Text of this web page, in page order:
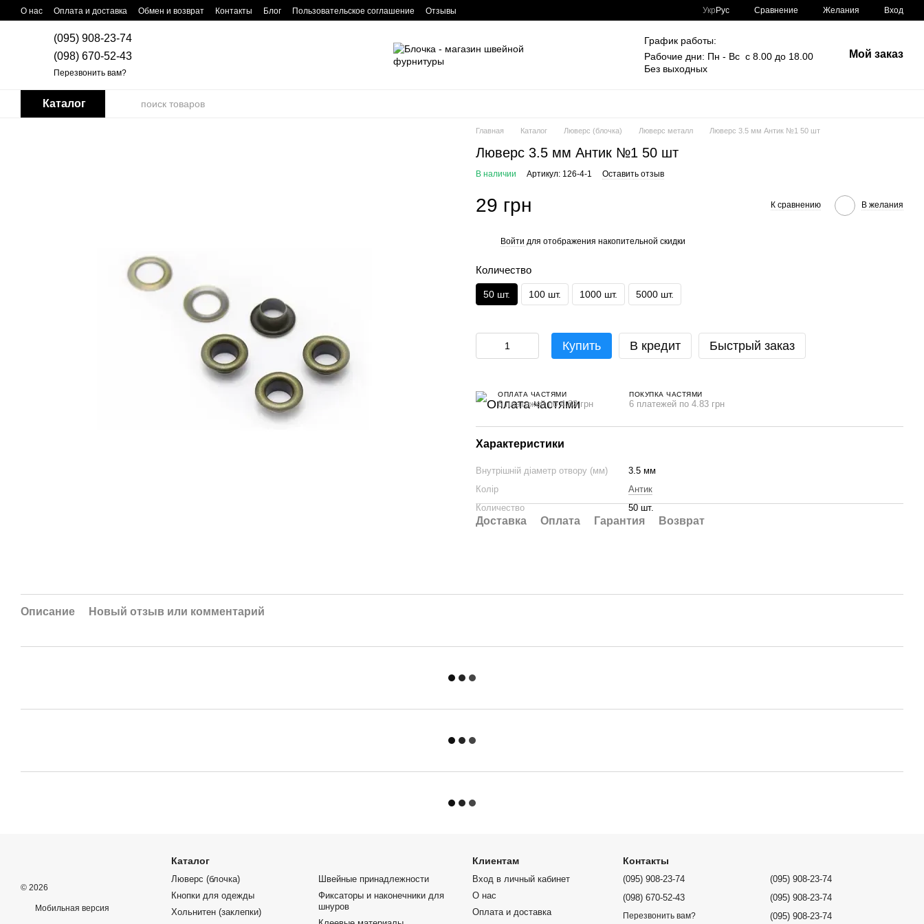
Перейти к основному контенту
О нас Оплата и доставка Обмен и возврат Контакты Блог Пользовательское соглашение Отзывы Укр Рус Сравнение Желания Вход
(095) 908-23-74
(098) 670-52-43
Перезвонить вам?
График работы:
Рабочие дни: Пн - Вс с 8.00 до 18.00
Без выходных
Мой заказ
Каталог
Главная Каталог Люверс (блочка) Люверс металл Люверс 3.5 мм Антик №1 50 шт
Люверс 3.5 мм Антик №1 50 шт
В наличии Артикул: 126-4-1 Оставить отзыв
29 грн К сравнению В желания
Войти для отображения накопительной скидки
Количество
50 шт. 100 шт. 1000 шт. 5000 шт.
Купить В кредит Быстрый заказ
ОПЛАТА ЧАСТЯМИ
6 платежей по 4.83 грн
ПОКУПКА ЧАСТЯМИ
6 платежей по 4.83 грн
Характеристики
Внутрішній діаметр отвору (мм)
3.5 мм
Колір
Антик
Количество
50 шт.
Доставка Оплата Гарантия Возврат
Описание Новый отзыв или комментарий
© 2026
Мобильная версия
Каталог
Люверс (блочка)
Кнопки для одежды
Хольнитен (заклепки)
Швейные принадлежности
Фиксаторы и наконечники для
шнуров
Клиентам
Вход в личный кабинет
О нас
Оплата и доставка
Контакты
(095) 908-23-74
(098) 670-52-43
Перезвонить вам?
(095) 908-23-74
(095) 908-23-74
(095) 908-23-74